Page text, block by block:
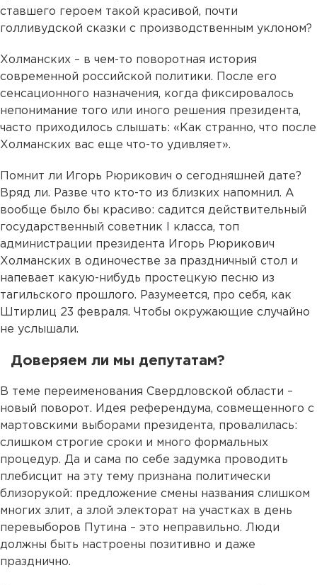
ставшего героем такой красивой, почти
голливудской сказки с производственным уклоном?
Холманских – в чем-то поворотная история
современной российской политики. После его
сенсационного назначения, когда фиксировалось
непонимание того или иного решения президента,
часто приходилось слышать: «Как странно, что после
Холманских вас еще что-то удивляет».
Помнит ли Игорь Рюрикович о сегодняшней дате?
Вряд ли. Разве что кто-то из близких напомнил. А
вообще было бы красиво: садится действительный
государственный советник I класса, топ
администрации президента Игорь Рюрикович
Холманских в одиночестве за праздничный стол и
напевает какую-нибудь простецкую песню из
тагильского прошлого. Разумеется, про себя, как
Штирлиц 23 февраля. Чтобы окружающие случайно
не услышали.
Доверяем ли мы депутатам?
В теме переименования Свердловской области –
новый поворот. Идея референдума, совмещенного с
мартовскими выборами президента, провалилась:
слишком строгие сроки и много формальных
процедур. Да и сама по себе задумка проводить
плебисцит на эту тему признана политически
близорукой: предложение смены названия слишком
многих злит, а злой электорат на участках в день
перевыборов Путина – это неправильно. Люди
должны быть настроены позитивно и даже
празднично.